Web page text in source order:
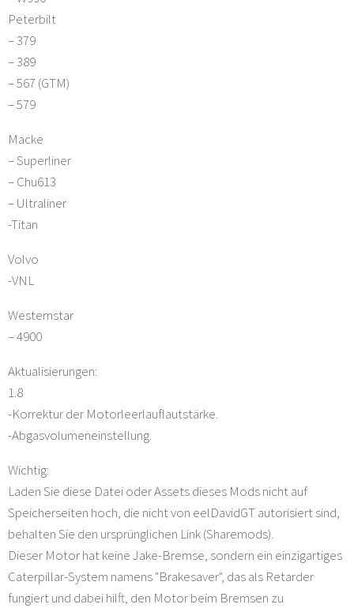
Peterbilt
– 379
– 389
– 567 (GTM)
– 579
Macke
– Superliner
– Chu613
– Ultraliner
-Titan
Volvo
-VNL
Westernstar
– 4900
Aktualisierungen:
1.8
-Korrektur der Motorleerlauflautstärke.
-Abgasvolumeneinstellung.
Wichtig:
Laden Sie diese Datei oder Assets dieses Mods nicht auf
Speicherseiten hoch, die nicht von eelDavidGT autorisiert sind,
behalten Sie den ursprünglichen Link (Sharemods).
Dieser Motor hat keine Jake-Bremse, sondern ein einzigartiges
Caterpillar-System namens "Brakesaver", das als Retarder
fungiert und dabei hilft, den Motor beim Bremsen zu